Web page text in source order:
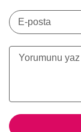
E-posta